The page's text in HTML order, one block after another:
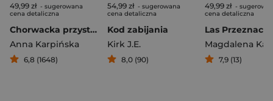
49,99 zł - sugerowana
cena detaliczna
Chorwacka przystań
Anna Karpińska
6,8 (1648)
54,99 zł - sugerowana
cena detaliczna
Kod zabijania
Kirk J.E.
8,0 (90)
49,99 zł -
cena detaliczna
Las
Magdalena
7,9 (13)